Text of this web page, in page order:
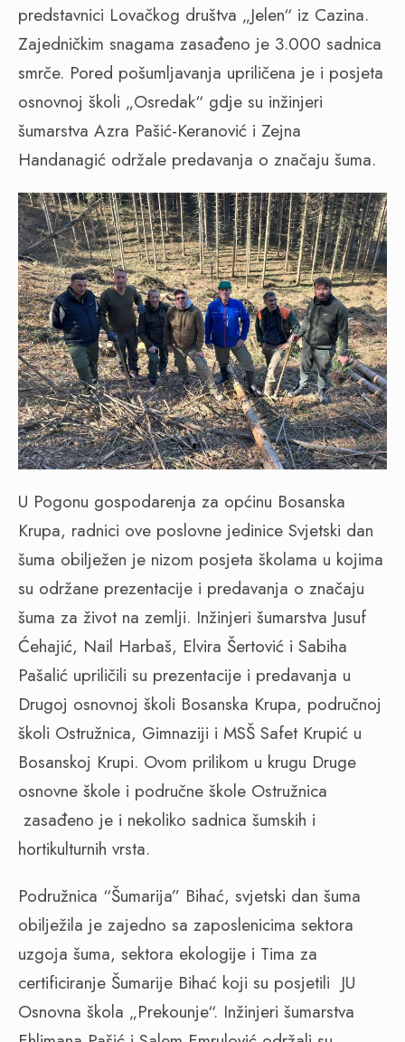
predstavnici Lovačkog društva „Jelen“ iz Cazina.
Zajedničkim snagama zasađeno je 3.000 sadnica
smrče. Pored pošumljavanja upriličena je i posjeta
osnovnoj školi „Osredak“ gdje su inžinjeri
šumarstva Azra Pašić-Keranović i Zejna
Handanagić održale predavanja o značaju šuma.
U Pogonu gospodarenja za općinu Bosanska
Krupa, radnici ove poslovne jedinice Svjetski dan
šuma obilježen je nizom posjeta školama u kojima
su održane prezentacije i predavanja o značaju
šuma za život na zemlji. Inžinjeri šumarstva Jusuf
Ćehajić, Nail Harbaš, Elvira Šertović i Sabiha
Pašalić upriličili su prezentacije i predavanja u
Drugoj osnovnoj školi Bosanska Krupa, područnoj
školi Ostružnica, Gimnaziji i MSŠ Safet Krupić u
Bosanskoj Krupi. Ovom prilikom u krugu Druge
osnovne škole i područne škole Ostružnica
zasađeno je i nekoliko sadnica šumskih i
hortikulturnih vrsta.
Podružnica “Šumarija” Bihać, svjetski dan šuma
obilježila je zajedno sa zaposlenicima sektora
uzgoja šuma, sektora ekologije i Tima za
certificiranje Šumarije Bihać koji su posjetili JU
Osnovna škola „Prekounje“. Inžinjeri šumarstva